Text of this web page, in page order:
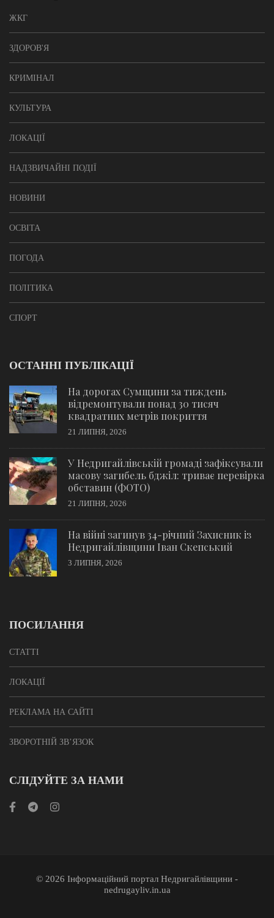
ЖКГ
ЗДОРОВ'Я
КРИМІНАЛ
КУЛЬТУРА
ЛОКАЦІЇ
НАДЗВИЧАЙНІ ПОДІЇ
НОВИНИ
ОСВІТА
ПОГОДА
ПОЛІТИКА
СПОРТ
ОСТАННІ ПУБЛІКАЦІЇ
На дорогах Сумщини за тиждень
відремонтували понад 30 тисяч
квадратних метрів покриття
21 ЛИПНЯ, 2026
У Недригайлівській громаді зафіксували
масову загибель бджіл: триває перевірка
обставин (ФОТО)
21 ЛИПНЯ, 2026
На війні загинув 34-річний Захисник із
Недригайлівщини Іван Скепський
3 ЛИПНЯ, 2026
ПОСИЛАННЯ
СТАТТІ
ЛОКАЦІЇ
РЕКЛАМА НА САЙТІ
ЗВОРОТНІЙ ЗВ’ЯЗОК
СЛІДУЙТЕ ЗА НАМИ
© 2026 Інформаційний портал Недригайлівщини -
nedrugayliv.in.ua